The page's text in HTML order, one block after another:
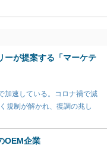
ーが提案する「マーケテ
加速している。コロナ禍で減
規制が解かれ、復調の兆し
OEM企業